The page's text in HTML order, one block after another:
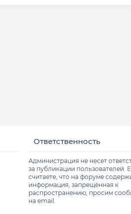
Ответственность
Администрация не несет
за публикации пользователей.
считаете, что на форуме
информация, запрещённая к
распространению, просим
на email.